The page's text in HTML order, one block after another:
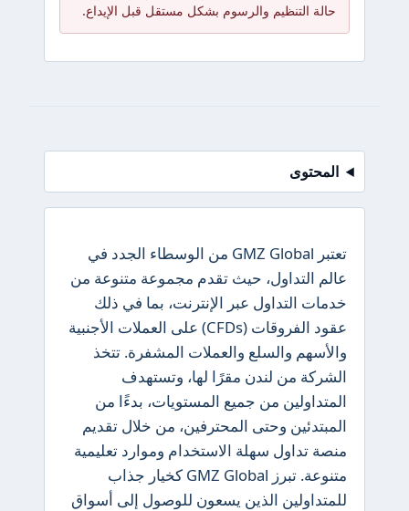
حالة التنظيم والرسوم بشكل مستقل قبل الإيداع.
المحتوى
تعتبر GMZ Global من الوسطاء الجدد في
عالم التداول، حيث تقدم مجموعة متنوعة من
خدمات التداول عبر الإنترنت، بما في ذلك
عقود الفروقات (CFDs) على العملات الأجنبية
والأسهم والسلع والعملات المشفرة. تتخذ
الشركة من لندن مقرًا لها، وتستهدف
المتداولين من جميع المستويات، بدءًا من
المبتدئين وحتى المحترفين، من خلال تقديم
منصة تداول سهلة الاستخدام وموارد تعليمية
متنوعة. تبرز GMZ Global كخيار جذاب
للمتداولين الذين يسعون للوصول إلى أسواق